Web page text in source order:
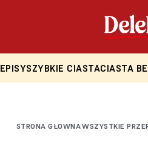
SZYBKIE CIASTACIASTA
STRONA GŁOWNA|WSZYSTKIE